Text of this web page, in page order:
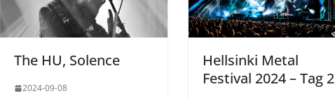
The HU, Solence
2024-09-08
Hellsinki Metal
Festival 2024 – Tag 2